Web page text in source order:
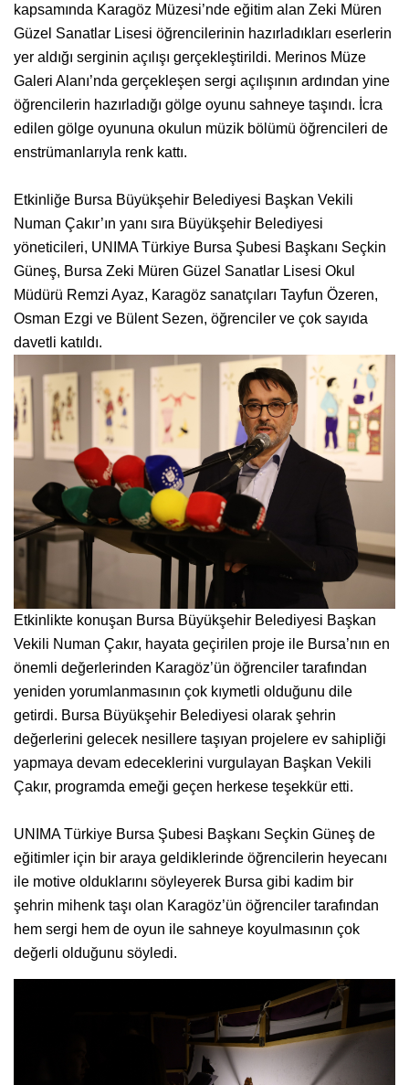
kapsamında Karagöz Müzesi’nde eğitim alan Zeki Müren
Güzel Sanatlar Lisesi öğrencilerinin hazırladıkları eserlerin
yer aldığı serginin açılışı gerçekleştirildi. Merinos Müze
Galeri Alanı’nda gerçekleşen sergi açılışının ardından yine
öğrencilerin hazırladığı gölge oyunu sahneye taşındı. İcra
edilen gölge oyununa okulun müzik bölümü öğrencileri de
enstrümanlarıyla renk kattı.
Etkinliğe Bursa Büyükşehir Belediyesi Başkan Vekili
Numan Çakır’ın yanı sıra Büyükşehir Belediyesi
yöneticileri, UNIMA Türkiye Bursa Şubesi Başkanı Seçkin
Güneş, Bursa Zeki Müren Güzel Sanatlar Lisesi Okul
Müdürü Remzi Ayaz, Karagöz sanatçıları Tayfun Özeren,
Osman Ezgi ve Bülent Sezen, öğrenciler ve çok sayıda
davetli katıldı.
Etkinlikte konuşan Bursa Büyükşehir Belediyesi Başkan
Vekili Numan Çakır, hayata geçirilen proje ile Bursa’nın en
önemli değerlerinden Karagöz’ün öğrenciler tarafından
yeniden yorumlanmasının çok kıymetli olduğunu dile
getirdi. Bursa Büyükşehir Belediyesi olarak şehrin
değerlerini gelecek nesillere taşıyan projelere ev sahipliği
yapmaya devam edeceklerini vurgulayan Başkan Vekili
Çakır, programda emeği geçen herkese teşekkür etti.
UNIMA Türkiye Bursa Şubesi Başkanı Seçkin Güneş de
eğitimler için bir araya geldiklerinde öğrencilerin heyecanı
ile motive olduklarını söyleyerek Bursa gibi kadim bir
şehrin mihenk taşı olan Karagöz’ün öğrenciler tarafından
hem sergi hem de oyun ile sahneye koyulmasının çok
değerli olduğunu söyledi.